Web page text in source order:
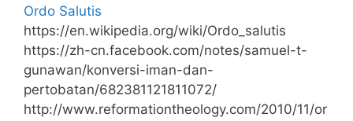
Ordo Salutis
https://en.wikipedia.org/wiki/Ordo_salutis
https://zh-cn.facebook.com/notes/samuel-t-
gunawan/konversi-iman-dan-
pertobatan/682381121811072/
http://www.reformationtheology.com/2010/11/or